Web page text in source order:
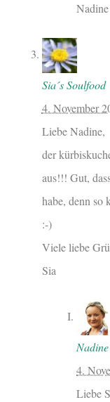
Nadine
Sia´s Soulfood
4. November
Liebe Nadine,
der
aus!!! Gut,
habe, denn so
:-)
Viele liebe
Sia
4.
Liebe